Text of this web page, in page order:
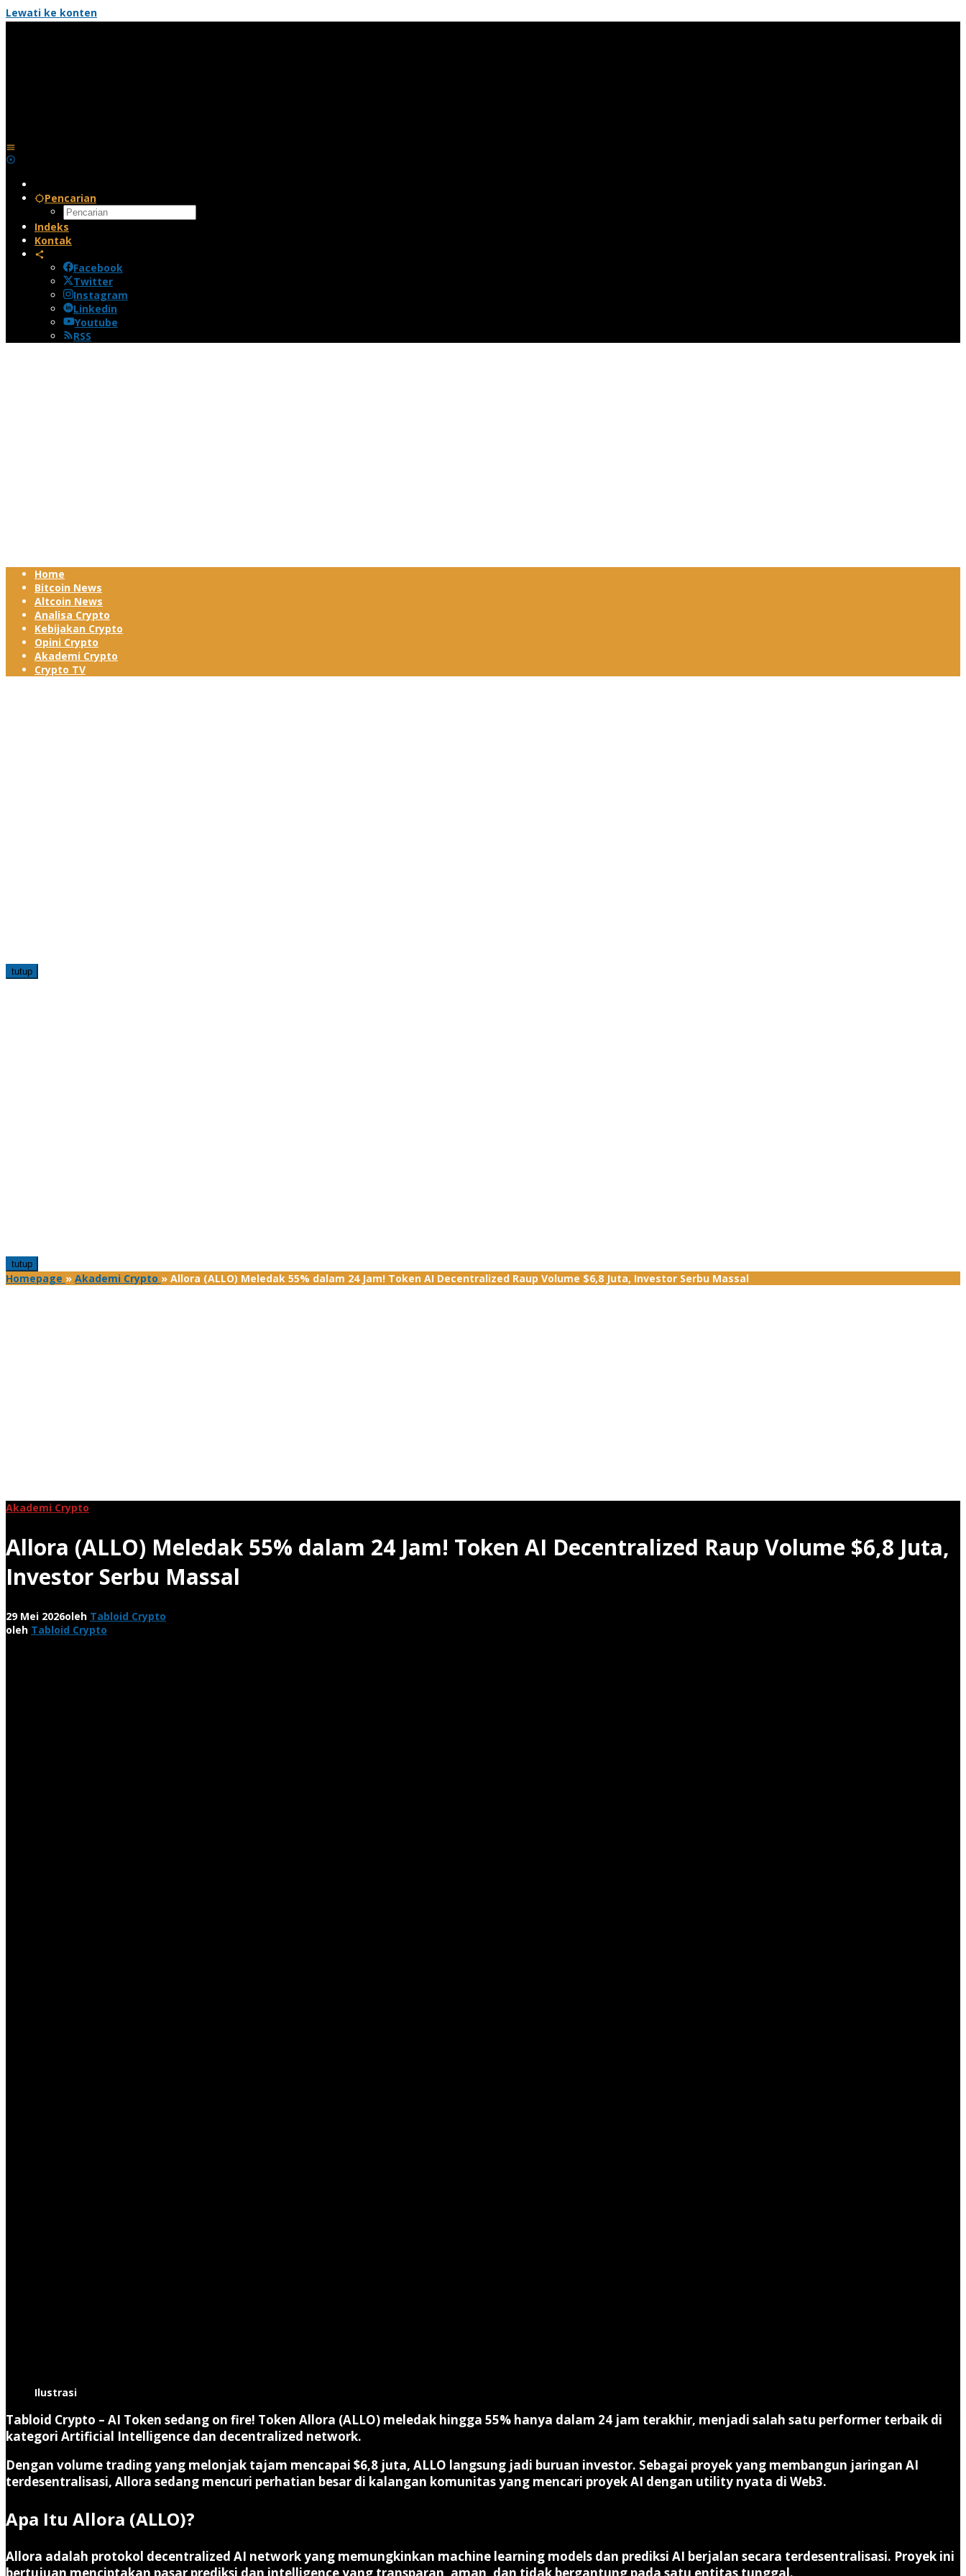
Lewati ke konten
Pencarian
Indeks
Kontak
Facebook
Twitter
Instagram
Linkedin
Youtube
RSS
Home
Bitcoin News
Altcoin News
Analisa Crypto
Kebijakan Crypto
Opini Crypto
Akademi Crypto
Crypto TV
tutup
tutup
Homepage » Akademi Crypto » Allora (ALLO) Meledak 55% dalam 24 Jam! Token AI Decentralized Raup Volume $6,8 Juta, Investor Serbu Massal
Akademi Crypto
Allora (ALLO) Meledak 55% dalam 24 Jam! Token AI Decentralized Raup Volume $6,8 Juta,
Investor Serbu Massal
29 Mei 2026oleh Tabloid Crypto
oleh Tabloid Crypto
Ilustrasi
Tabloid Crypto – AI Token sedang on fire! Token Allora (ALLO) meledak hingga 55% hanya dalam 24 jam terakhir, menjadi salah satu performer terbaik di
kategori Artificial Intelligence dan decentralized network.
Dengan volume trading yang melonjak tajam mencapai $6,8 juta, ALLO langsung jadi buruan investor. Sebagai proyek yang membangun jaringan AI
terdesentralisasi, Allora sedang mencuri perhatian besar di kalangan komunitas yang mencari proyek AI dengan utility nyata di Web3.
Apa Itu Allora (ALLO)?
Allora adalah protokol decentralized AI networkyang memungkinkan machine learning models dan prediksi AI berjalan secara terdesentralisasi. Proyek ini
bertujuan menciptakan pasar prediksi dan intelligence yang transparan, aman, dan tidak bergantung pada satu entitas tunggal.